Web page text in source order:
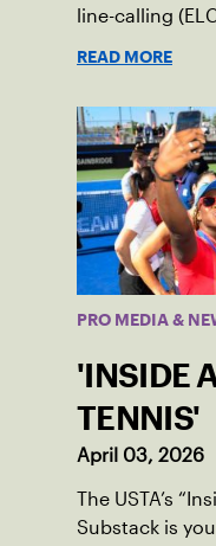
line-calling
READ MORE
PRO MEDIA &
'INSIDE
TENNIS'
April 03, 2026
The USTA’s
Substack is